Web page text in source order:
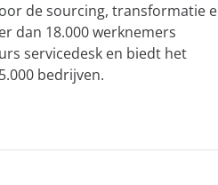
de sourcing, transformatie
dan 18.000 werknemers
servicedesk en biedt het
bedrijven.